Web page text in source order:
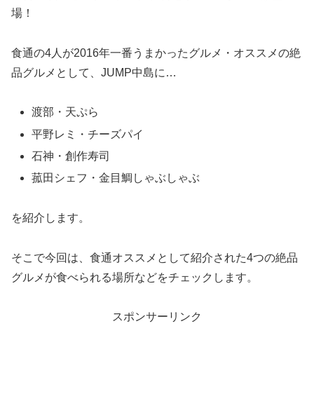
場！
食通の4人が2016年一番うまかったグルメ・オススメの絶
品グルメとして、JUMP中島に…
渡部・天ぷら
平野レミ・チーズパイ
石神・創作寿司
菰田シェフ・金目鯛しゃぶしゃぶ
を紹介します。
そこで今回は、食通オススメとして紹介された4つの絶品
グルメが食べられる場所などをチェックします。
スポンサーリンク